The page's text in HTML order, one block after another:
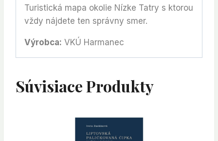
Turistická mapa okolie Nízke Tatry s ktorou
vždy nájdete ten správny smer.
Výrobca: VKÚ Harmanec
Súvisiace Produkty